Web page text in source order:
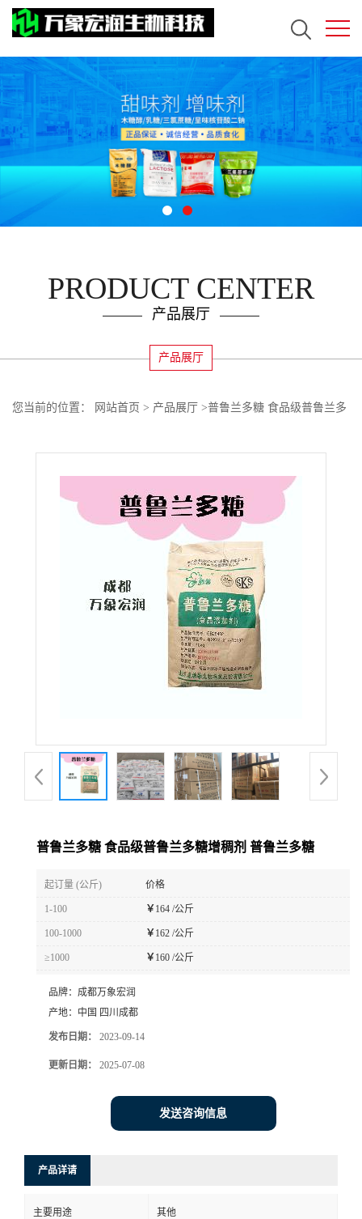
PRODUCT CENTER
产品展厅
产品展厅
您当前的位置： 网站首页 > 产品展厅 >普鲁兰多糖 食品级普鲁兰多
普鲁兰多糖 食品级普鲁兰多糖增稠剂 普鲁兰多糖
起订量 (公斤) 价格
1-100 ￥ 164 /公斤
100-1000 ￥ 162 /公斤
≥1000 ￥ 160 /公斤
品牌： 成都万象宏润
产地： 中国 四川成都
发布日期： 2023-09-14
更新日期： 2025-07-08
发送咨询信息
产品详请
主要用途 其他